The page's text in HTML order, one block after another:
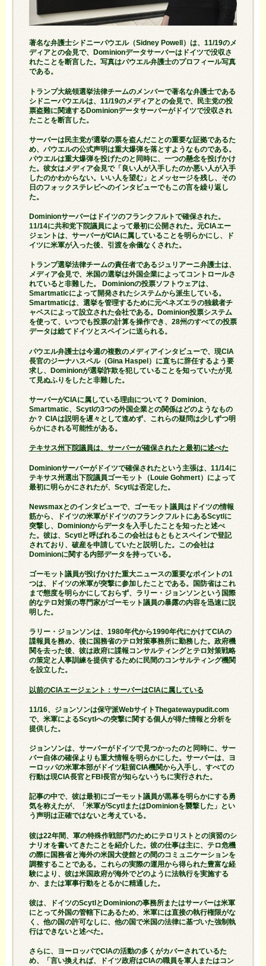
著名な弁護士シドニーパウエル（Sidney Powell）は、11/19のメ
ディアとの会見で、Dominionデータサーバーはドイツで没収さ
れたことを断言した。写真はパウエル弁護士のプロフィール写真
である。
トランプ大統領選挙法律チームのメンバーで著名な弁護士である
シドニーパウエルは、11/19のメディアとの会見で、民主党の投
票盗難に関連するDominionデータサーバーがドイツで没収され
たことを断言した。
サーバーは民主党が選挙の票を盗んだことの重要な証拠であるた
め、パウエルの公式声明は重大爆弾を落とすようなものである。
パウエルは重大爆弾を投げたのと同時に、一つの懸念を投げかけ
た。彼女はメディア会見で「良い人が入手したのか悪い人が入手
したのかわからない。いい人を望む」とメッセージを残し、その
日のフォックステレビへのインタビューでもこの言を繰り返し
た。
Dominionサーバーはドイツのフランクフルトで確保された。
11/14に共和党下院議員によって最初に公開された。元CIAエー
ジェントは、サーバーがCIAに属していることを明らかにし、ド
イツに米軍が入った後、引渡を余儀なくされた。
トランプ選挙法律チームの責任者であるジュリアーニ弁護士は、
メディア会見で、米国の選挙は外国企業によってコントロールさ
れていると非難した。 Dominionの投票ソフトウェアは、
Smartmaticによって開発されたシステムから派生している。
Smartmaticは、選挙を管理するために元ベネズエラの独裁者チ
ャベスによって設立された会社である。Dominion投票システム
を使って、いつでも投票の計算を操作でき、28州のすべての投票
データは総てドイツとスペインに送られる。
パウエル弁護士は今週の複数のメディアインタビューで、現CIA
長官のジーナハスペル（Gina Haspel）に直ちに辞任するよう要
求し、Dominionが選挙詐欺を犯していることを知っていたが見
て見ぬふりをしたと非難した。
サーバーがCIAに属している理由について？ Dominion、
Smartmatic、Scytlの3つの外国企業との関係はどのようなもの
か？ CIAは説明を遅々として進めず、これらの疑問は少しずつ明
らかにされる可能性がある。
テキサス州下院議員は、サーバーが確保されたと最初に述べた
Dominionサーバーがドイツで確保されたという主張は、11/14に
テキサス州選出下院議員ゴーモット（Louie Gohmert）によって
最初に明らかにされたが、Scytlは否定した。
Newsmaxとのインタビューで、ゴーモット議員はドイツの情報
筋から、ドイツの米軍がドイツのフランクフルトにあるScytlに
突撃し、Dominionからデータを入手したことを知ったと述べ
た。彼は、Scytlと呼ばれるこの会社はもともとスペインで登記
されており、破産を申請していたと説明した。この会社は
Dominionに関する内部データを持っている。
ゴーモット議員が投げかけた重大ニュースの重要なポイントの1
つは、ドイツの米軍が突撃に参加したことである。国防省はこれ
まで態度を明らかにしておらず、ラリー・ジョンソンという国際
的なテロ対策の専門家がゴーモット議員の暴露の内容を迅速に説
明した。
ラリー・ジョンソンは、1980年代から1990年代にかけてCIAの
諜報員を務め、後に国務省のテロ対策事務所に勤務した。政府機
関を去った後、彼は政府に諜報コンサルティングとテロ対策戦略
の策定と人事訓練を提供するために民間のコンサルティング機関
を設立した。
以前のCIAエージェント：サーバーはCIAに属している
11/16、ジョンソンは保守派WebサイトThegatewaypudit.com
で、米軍によるScytlへの突撃に関する個人が得た情報と分析を
提供した。
ジョンソンは、サーバーがドイツで見つかったのと同時に、サー
バー自体の確保よりも重大情報を明らかにした。サーバーは、ヨ
ーロッパの米軍本部がドイツ駐留CIA機関から入手し、すべての
行動は現CIA長官とFBI長官が知らないうちに実行された。
記事の中で、彼は最初にゴーモット議員が黒幕を明らかにする勇
気を称えたが、「米軍がScytlまたはDominionを襲撃した」とい
う声明は正確ではないと考えている。
彼は22年間、軍の特殊作戦部門のためにテロリストとの演習のシ
ナリオを書いてきたことを紹介した。彼の仕事は主に、テロ危機
の際に国務省と海外の米国大使館との間のコミュニケーションを
調整することである。これらの実際の運用から得られた豊富な経
験により、彼は米国政府が海外でどのように法執行を実施する
か、または軍事行動をとるかに精通した。
彼は、ドイツのScytlとDominionの事務所またはサーバーは米軍
にとって外国の管轄下にあるため、米軍には直接の執行権限がな
く、他の国の許可なしに、他の国で米国の法律に基づいた強制執
行はできないと述べた。
さらに、ヨーロッパでCIAの活動の多くがカバーされているた
め、「言い換えれば、ドイツ政府はCIAの職員を軍人またはコン